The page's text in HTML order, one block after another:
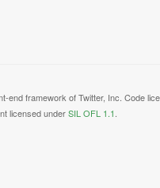
end framework of Twitter, Inc. Code
licensed underSIL OFL 1.1